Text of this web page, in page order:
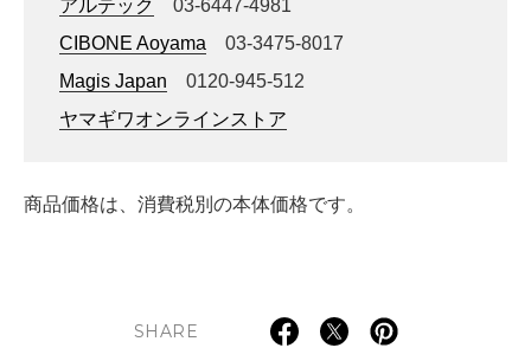
アルテック
03-6447-4981
CIBONE Aoyama 03-3475-8017
Magis Japan 0120-945-512
ヤマギワオンラインストア
商品価格は、消費税別の本体価格です。
SHARE